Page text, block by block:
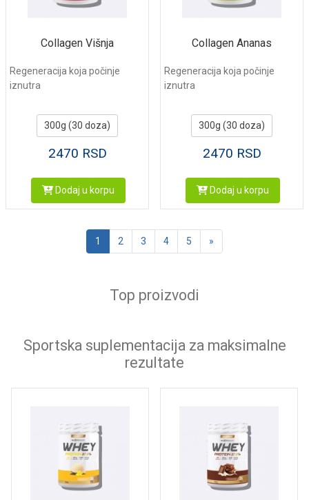
Collagen Višnja
Regeneracija koja počinje
iznutra
300g (30 doza)
2470 RSD
Dodaj u korpu
Collagen Ananas
Regeneracija koja počinje
iznutra
300g (30 doza)
2470 RSD
Dodaj u korpu
1 2 3 4 5 »
Top proizvodi
Sportska suplementacija za maksimalne
rezultate